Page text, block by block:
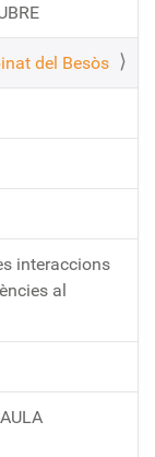
del Besòs
interaccions
al